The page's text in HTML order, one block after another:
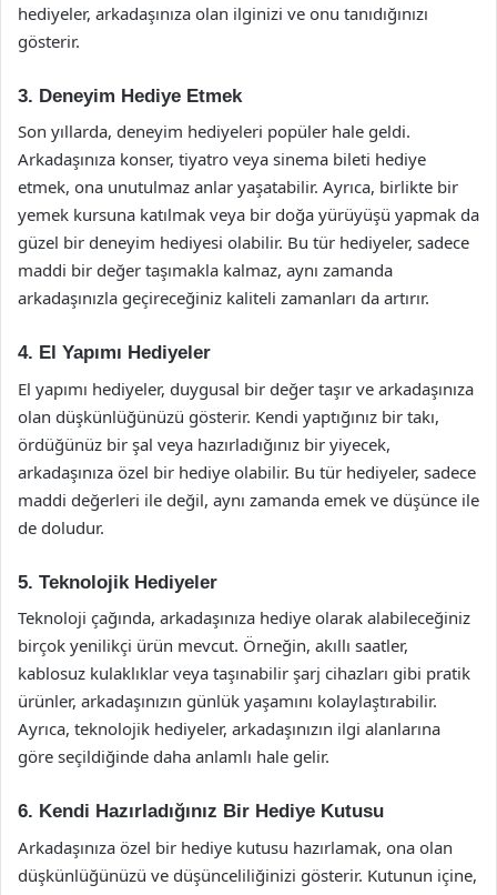
hediyeler, arkadaşınıza olan ilginizi ve onu tanıdığınızı
gösterir.
3. Deneyim Hediye Etmek
Son yıllarda, deneyim hediyeleri popüler hale geldi.
Arkadaşınıza konser, tiyatro veya sinema bileti hediye
etmek, ona unutulmaz anlar yaşatabilir. Ayrıca, birlikte bir
yemek kursuna katılmak veya bir doğa yürüyüşü yapmak da
güzel bir deneyim hediyesi olabilir. Bu tür hediyeler, sadece
maddi bir değer taşımakla kalmaz, aynı zamanda
arkadaşınızla geçireceğiniz kaliteli zamanları da artırır.
4. El Yapımı Hediyeler
El yapımı hediyeler, duygusal bir değer taşır ve arkadaşınıza
olan düşkünlüğünüzü gösterir. Kendi yaptığınız bir takı,
ördüğünüz bir şal veya hazırladığınız bir yiyecek,
arkadaşınıza özel bir hediye olabilir. Bu tür hediyeler, sadece
maddi değerleri ile değil, aynı zamanda emek ve düşünce ile
de doludur.
5. Teknolojik Hediyeler
Teknoloji çağında, arkadaşınıza hediye olarak alabileceğiniz
birçok yenilikçi ürün mevcut. Örneğin, akıllı saatler,
kablosuz kulaklıklar veya taşınabilir şarj cihazları gibi pratik
ürünler, arkadaşınızın günlük yaşamını kolaylaştırabilir.
Ayrıca, teknolojik hediyeler, arkadaşınızın ilgi alanlarına
göre seçildiğinde daha anlamlı hale gelir.
6. Kendi Hazırladığınız Bir Hediye Kutusu
Arkadaşınıza özel bir hediye kutusu hazırlamak, ona olan
düşkünlüğünüzü ve düşünceliliğinizi gösterir. Kutunun içine,